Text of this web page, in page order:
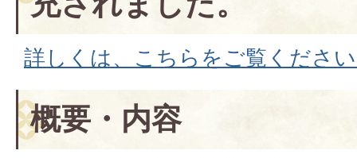
詳しくは、こちらをご覧くださ
概要・内容